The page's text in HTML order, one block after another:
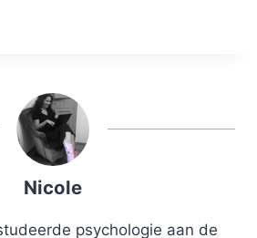
Nicole
psychologie aan de